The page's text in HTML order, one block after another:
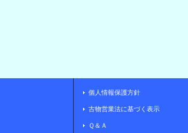
個人情報保護方針
古物営業法に基づく表示
Ｑ＆Ａ